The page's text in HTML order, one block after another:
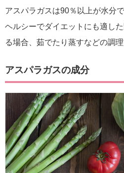
アスパラガスは90％以上が水分
ヘルシーでダイエットにも適し
る場合、茹でたり蒸すなどの調
アスパラガスの成分